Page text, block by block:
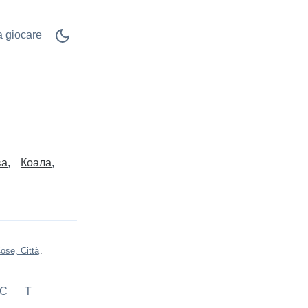
giocare
Коала
Città.
С Т